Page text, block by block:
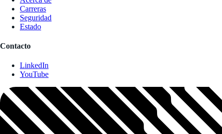
Carreras
Seguridad
Estado
Contacto
LinkedIn
YouTube